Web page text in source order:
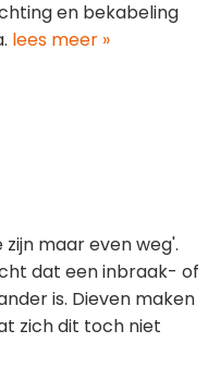
en bekabeling
lees meer »
maar even weg'.
dat een inbraak- of
is. Dieven maken
zich dit toch niet